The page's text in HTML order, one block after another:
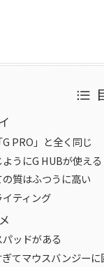
PRO」と全く同じ
ようにG HUBが使える
質はふつうに高い
ティング
ッドがある
てマウスバンジーに